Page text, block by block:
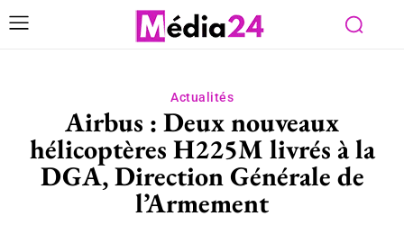
Actualités
Airbus : Deux nouveaux
hélicoptères H225M livrés à la
DGA, Direction Générale de
l’Armement